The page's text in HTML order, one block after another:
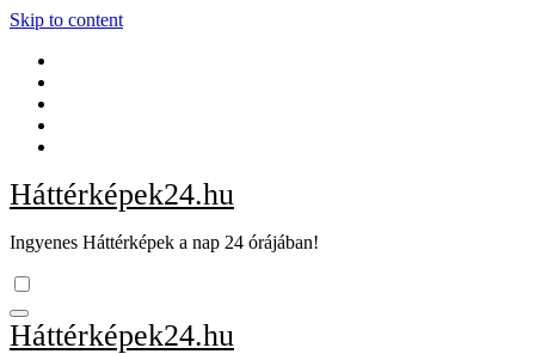
Skip to content
Háttérképek24.hu
Ingyenes Háttérképek a nap 24 órájában!
Háttérképek24.hu